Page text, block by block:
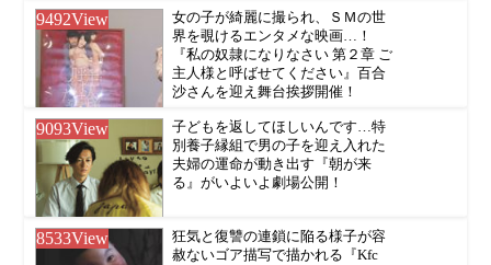
9492View
女の子が綺麗に撮られ、ＳＭの世
界を覗けるエンタメな映画…！
『私の奴隷になりなさい 第２章 ご
主人様と呼ばせてください』百合
沙さんを迎え舞台挨拶開催！
9093View
子どもを返してほしいんです…特
別養子縁組で男の子を迎え入れた
夫婦の運命が動き出す『朝が来
る』がいよいよ劇場公開！
8533View
狂気と復讐の連鎖に陥る様子が容
赦ないゴア描写で描かれる『Kfc